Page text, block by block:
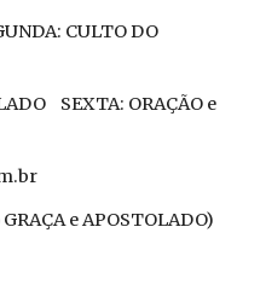
CULTO DO
SEXTA: ORAÇÃO e
e APOSTOLADO)